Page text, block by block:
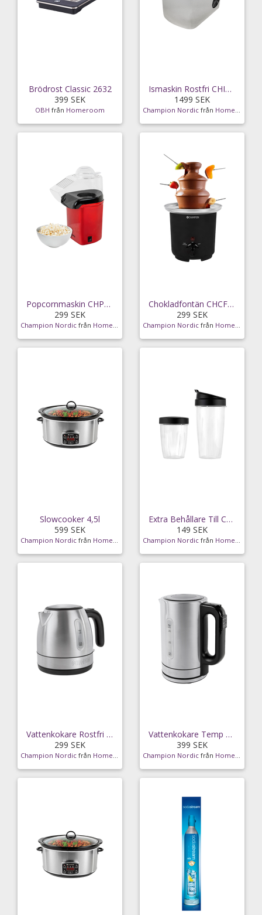
Brödrost Classic 2632
399 SEK
OBH från Homeroom
Ismaskin Rostfri CHIM210
1499 SEK
Champion Nordic från Homeroom
Popcornmaskin CHPCM110
299 SEK
Champion Nordic från Homeroom
Chokladfontän CHCF100
299 SEK
Champion Nordic från Homeroom
Slowcooker 4,5l
599 SEK
Champion Nordic från Homeroom
Extra Behållare Till Chmb100
149 SEK
Champion Nordic från Homeroom
Vattenkokare Rostfri 1 L
299 SEK
Champion Nordic från Homeroom
Vattenkokare Temp 1,7l Rostfri
399 SEK
Champion Nordic från Homeroom